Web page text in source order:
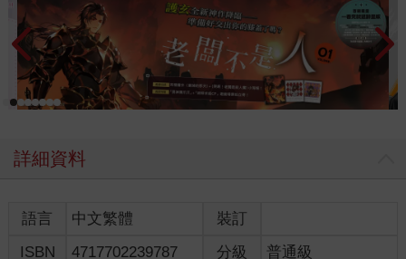
詳細資料
語言 中文繁體
裝訂
ISBN
4717702239787 分級 普通級